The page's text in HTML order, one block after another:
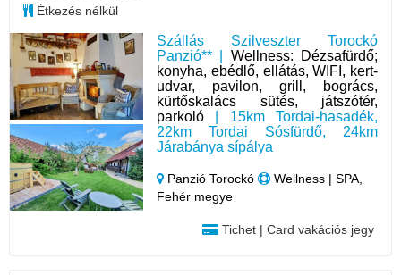
Szállás Szilveszter Torockó
Panzió** | Wellness: Dézsafürdő;
konyha, ebédlő, ellátás, WIFI, kert-
udvar, pavilon, grill, bogrács,
kürtőskalács sütés, játszótér,
parkoló | 15km Tordai-hasadék,
22km Tordai Sósfürdő, 24km
Járabánya sípálya
Panzió Torockó
Wellness | SPA,
Fehér megye
Tichet | Card vakációs jegy
Étkezés nélkül